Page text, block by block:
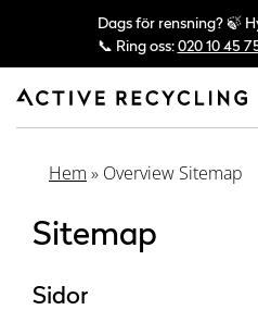
Dags för rensning? 🍃
📞 Ring oss:020 10 45
Hem » Overview Sitemap
Sitemap
Sidor